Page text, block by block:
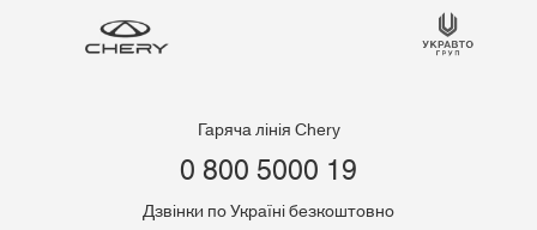
Гаряча лінія Chery
0 800 5000 19
Дзвінки по Україні безкоштовно